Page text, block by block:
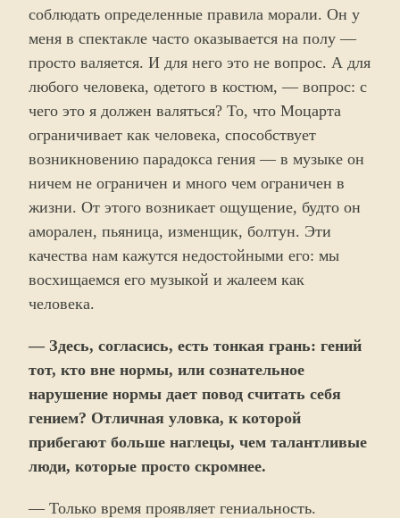
соблюдать определенные правила морали. Он у
меня в спектакле часто оказывается на полу —
просто валяется. И для него это не вопрос. А для
любого человека, одетого в костюм, — вопрос: с
чего это я должен валяться? То, что Моцарта
ограничивает как человека, способствует
возникновению парадокса гения — в музыке он
ничем не ограничен и много чем ограничен в
жизни. От этого возникает ощущение, будто он
аморален, пьяница, изменщик, болтун. Эти
качества нам кажутся недостойными его: мы
восхищаемся его музыкой и жалеем как
человека.
— Здесь, согласись, есть тонкая грань: гений
тот, кто вне нормы, или сознательное
нарушение нормы дает повод считать себя
гением? Отличная уловка, к которой
прибегают больше наглецы, чем талантливые
люди, которые просто скромнее.
— Только время проявляет гениальность.